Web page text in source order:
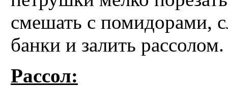
смешать с помидорами,
банки и залить рассолом.
Рассол: